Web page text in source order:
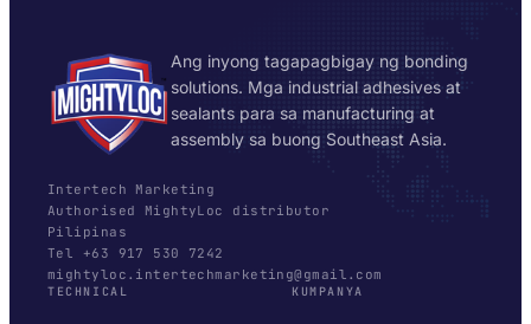
Ang inyong tagapagbigay ng bonding
solutions. Mga industrial adhesives at
sealants para sa manufacturing at
assembly sa buong Southeast Asia.
Intertech Marketing
Authorised MightyLoc distributor
Pilipinas
Tel +63 917 530 7242
mightyloc.intertechmarketing@gmail.com
TECHNICAL KUMPANYA